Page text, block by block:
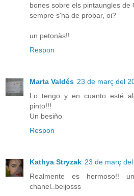
bones sobre els pintaungles de
sempre s'ha de probar, oi?
un petonàs!!
Respon
Marta Valdés 23 de març del
Lo tengo y en cuanto esté
pinto!!!
Un besiño
Respon
Kathya Stryzak 23 de març
Realmente es hermoso!!
chanel..beijosss